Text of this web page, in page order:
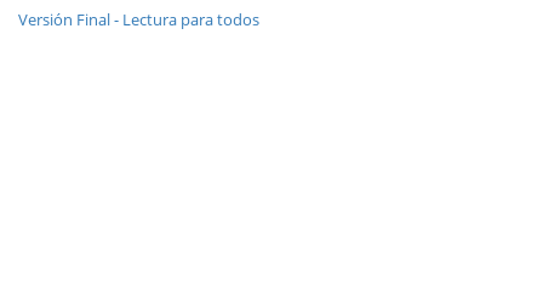
Versión Final - Lectura para todos